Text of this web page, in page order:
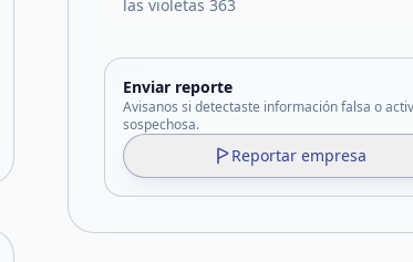
las violetas 363
Enviar reporte
Avisanos si detectaste información falsa o
sospechosa.
Reportar empresa